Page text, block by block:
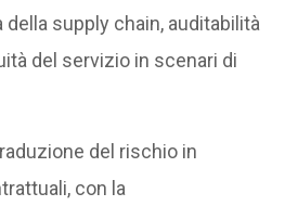
della supply chain, auditabilità
del servizio in scenari di
del rischio in
con la